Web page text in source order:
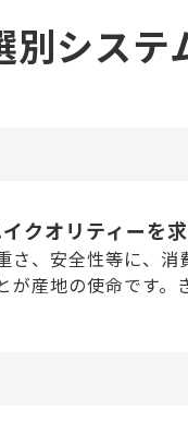
別システ
クオリティーを
さ、安全性等に、
が産地の使命です